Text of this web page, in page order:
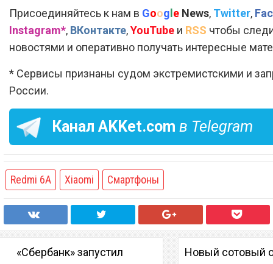
Присоединяйтесь к нам в Google News, Twitter,
Instagram*, ВКонтакте,YouTube и RSS чтобы
новостями и оперативно получать интересные
* Сервисы признаны судом экстремистскими и
России.
Канал AKKet.com в Telegram
Redmi 6A Xiaomi Смартфоны
«Сбербанк» запустил
Новый сотовый